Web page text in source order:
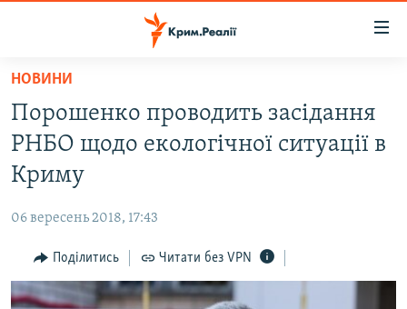
Перейти
основного
матеріалу
Перейти
до
основної
навігації
Перейти
до
пошуку
ВОДА.КРИМ
ВІДЕО ТА ФОТО
БЛОГИ
ПОГЛЯД
ІНТЕРВ'Ю
НОВИНИ
Порошенко проводить засідання
РНБО щодо екологічної ситуації в
Криму
06 вересень 2018, 17:43
Поділитись Читати без VPN